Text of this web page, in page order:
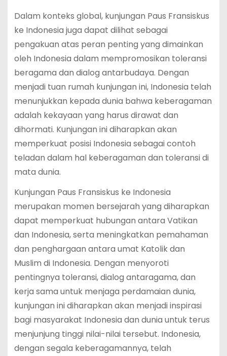
Dalam konteks global, kunjungan Paus Fransiskus
ke Indonesia juga dapat dilihat sebagai
pengakuan atas peran penting yang dimainkan
oleh Indonesia dalam mempromosikan toleransi
beragama dan dialog antarbudaya. Dengan
menjadi tuan rumah kunjungan ini, Indonesia telah
menunjukkan kepada dunia bahwa keberagaman
adalah kekayaan yang harus dirawat dan
dihormati. Kunjungan ini diharapkan akan
memperkuat posisi Indonesia sebagai contoh
teladan dalam hal keberagaman dan toleransi di
mata dunia.
Kunjungan Paus Fransiskus ke Indonesia
merupakan momen bersejarah yang diharapkan
dapat memperkuat hubungan antara Vatikan
dan Indonesia, serta meningkatkan pemahaman
dan penghargaan antara umat Katolik dan
Muslim di Indonesia. Dengan menyoroti
pentingnya toleransi, dialog antaragama, dan
kerja sama untuk menjaga perdamaian dunia,
kunjungan ini diharapkan akan menjadi inspirasi
bagi masyarakat Indonesia dan dunia untuk terus
menjunjung tinggi nilai-nilai tersebut. Indonesia,
dengan segala keberagamannya, telah